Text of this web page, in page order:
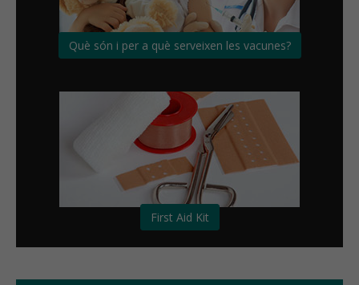
Què són i per a què serveixen les vacunes?
First Aid Kit